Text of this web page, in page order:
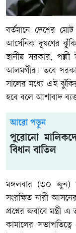
বর্তমানে দেশের
আর্সেনিক দূষণের
স্থানীয় সরকার,
আলমগীর। তবে
সালের মধ্যে এই
হবে বলে আশাবাদ
আরো পড়ুন
পুরোনো
বিধান বাতিল
মঙ্গলবার (৩০ জুন)
সংরক্ষিত নারী
প্রশ্নের জবাবে মন্ত্রী
কামালের